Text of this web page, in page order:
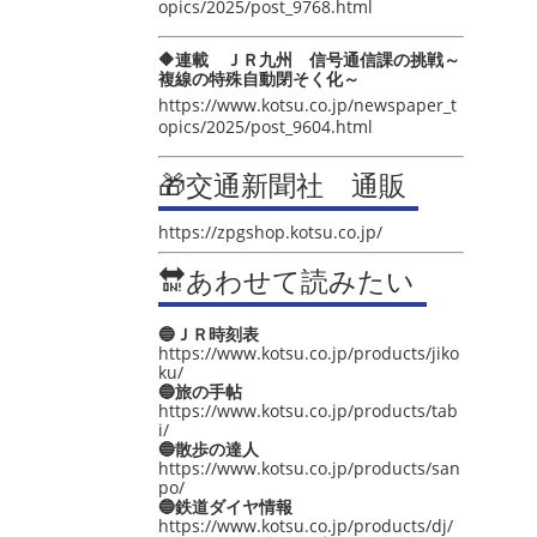
opics/2025/post_9768.html
🔶連載 ＪＲ九州 信号通信課の挑戦～
複線の特殊自動閉そく化～
https://www.kotsu.co.jp/newspaper_t
opics/2025/post_9604.html
🎁交通新聞社 通販
https://zpgshop.kotsu.co.jp/
🔛あわせて読みたい
🔵ＪＲ時刻表
https://www.kotsu.co.jp/products/jiko
ku/
🔵旅の手帖
https://www.kotsu.co.jp/products/tab
i/
🔵散歩の達人
https://www.kotsu.co.jp/products/san
po/
🔵鉄道ダイヤ情報
https://www.kotsu.co.jp/products/dj/